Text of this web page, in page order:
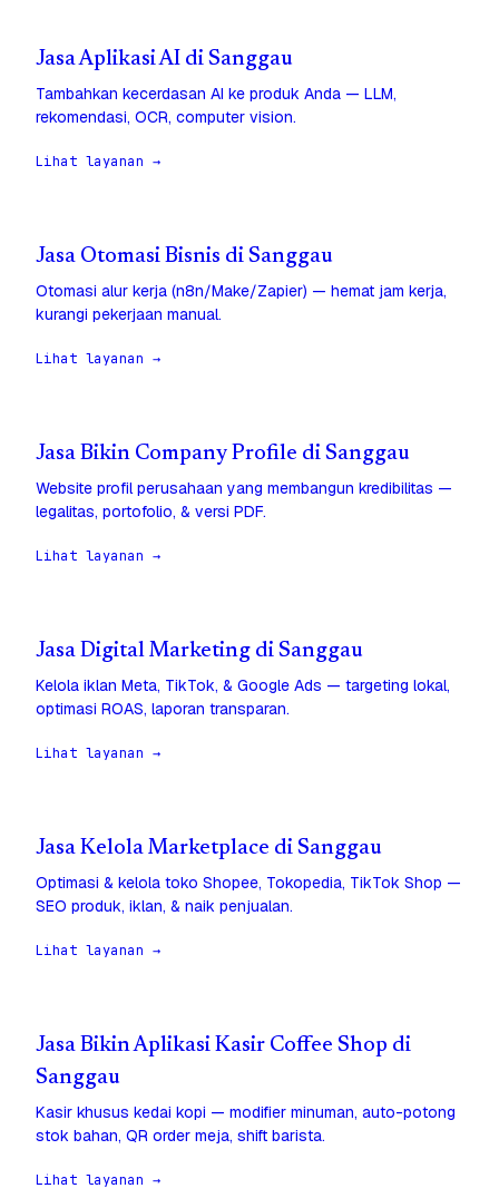
Jasa Aplikasi AI di Sanggau
Tambahkan kecerdasan AI ke produk Anda — LLM,
rekomendasi, OCR, computer vision.
Lihat layanan →
Jasa Otomasi Bisnis di Sanggau
Otomasi alur kerja (n8n/Make/Zapier) — hemat jam kerja,
kurangi pekerjaan manual.
Lihat layanan →
Jasa Bikin Company Profile di Sanggau
Website profil perusahaan yang membangun kredibilitas —
legalitas, portofolio, & versi PDF.
Lihat layanan →
Jasa Digital Marketing di Sanggau
Kelola iklan Meta, TikTok, & Google Ads — targeting lokal,
optimasi ROAS, laporan transparan.
Lihat layanan →
Jasa Kelola Marketplace di Sanggau
Optimasi & kelola toko Shopee, Tokopedia, TikTok Shop —
SEO produk, iklan, & naik penjualan.
Lihat layanan →
Jasa Bikin Aplikasi Kasir Coffee Shop di
Sanggau
Kasir khusus kedai kopi — modifier minuman, auto-potong
stok bahan, QR order meja, shift barista.
Lihat layanan →